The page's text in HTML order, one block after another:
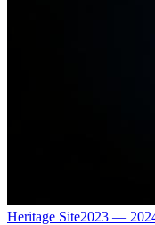
Heritage Site2023 —